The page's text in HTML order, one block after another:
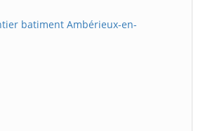
batiment Ambérieux-en-